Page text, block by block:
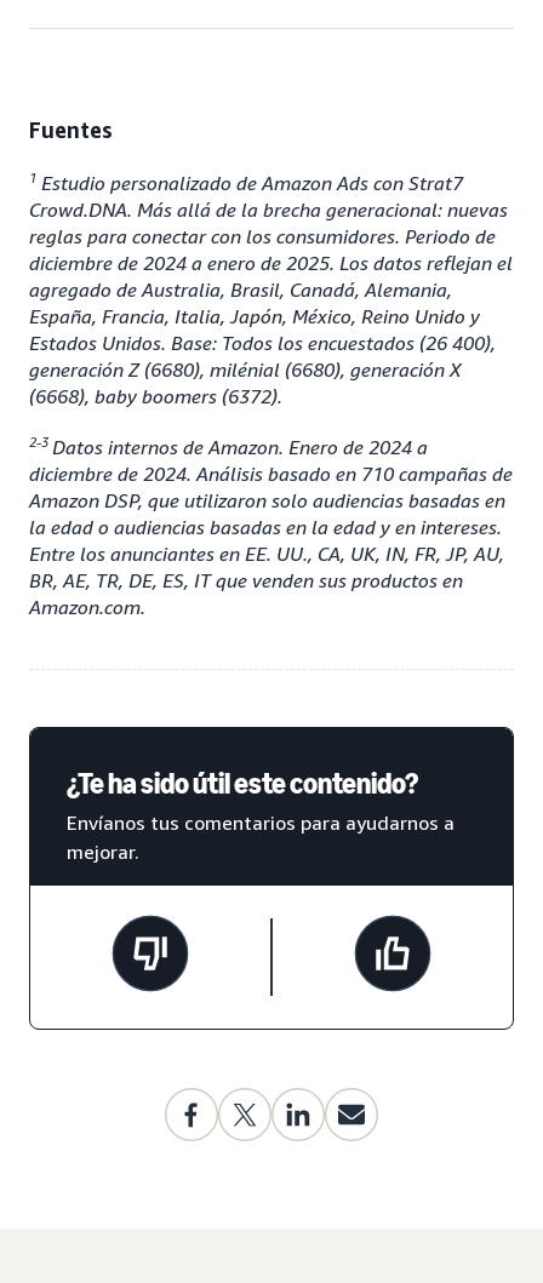
Fuentes
1 Estudio personalizado de Amazon Ads con Strat7
Crowd.DNA. Más allá de la brecha generacional: nuevas
reglas para conectar con los consumidores. Periodo de
diciembre de 2024 a enero de 2025. Los datos reflejan el
agregado de Australia, Brasil, Canadá, Alemania,
España, Francia, Italia, Japón, México, Reino Unido y
Estados Unidos. Base: Todos los encuestados (26 400),
generación Z (6680), milénial (6680), generación X
(6668), baby boomers (6372).
2-3 Datos internos de Amazon. Enero de 2024 a
diciembre de 2024. Análisis basado en 710 campañas de
Amazon DSP, que utilizaron solo audiencias basadas en
la edad o audiencias basadas en la edad y en intereses.
Entre los anunciantes en EE. UU., CA, UK, IN, FR, JP, AU,
BR, AE, TR, DE, ES, IT que venden sus productos en
Amazon.com.
¿Te ha sido útil este contenido?
Envíanos tus comentarios para ayudarnos a
mejorar.